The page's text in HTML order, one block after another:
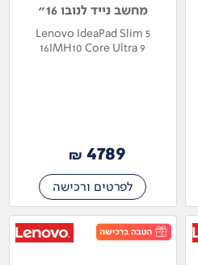
מחשב נייד לנובו 16"
Lenovo IdeaPad Slim 5
16IMH10 Core Ultra 9
4789
₪
לפרטים ורכישה